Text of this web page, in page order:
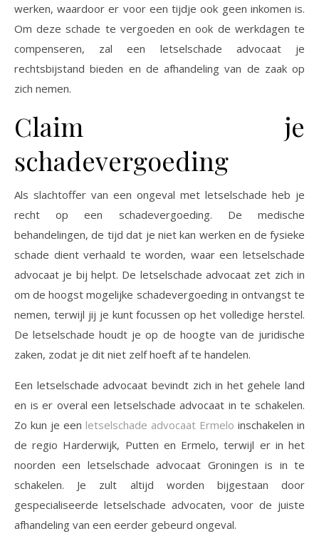
werken, waardoor er voor een tijdje ook geen inkomen is.
Om deze schade te vergoeden en ook de werkdagen te
compenseren, zal een letselschade advocaat je
rechtsbijstand bieden en de afhandeling van de zaak op
zich nemen.
Claim je
schadevergoeding
Als slachtoffer van een ongeval met letselschade heb je
recht op een schadevergoeding. De medische
behandelingen, de tijd dat je niet kan werken en de fysieke
schade dient verhaald te worden, waar een letselschade
advocaat je bij helpt. De letselschade advocaat zet zich in
om de hoogst mogelijke schadevergoeding in ontvangst te
nemen, terwijl jij je kunt focussen op het volledige herstel.
De letselschade houdt je op de hoogte van de juridische
zaken, zodat je dit niet zelf hoeft af te handelen.
Een letselschade advocaat bevindt zich in het gehele land
en is er overal een letselschade advocaat in te schakelen.
Zo kun je een letselschade advocaat Ermelo inschakelen in
de regio Harderwijk, Putten en Ermelo, terwijl er in het
noorden een letselschade advocaat Groningen is in te
schakelen. Je zult altijd worden bijgestaan door
gespecialiseerde letselschade advocaten, voor de juiste
afhandeling van een eerder gebeurd ongeval.